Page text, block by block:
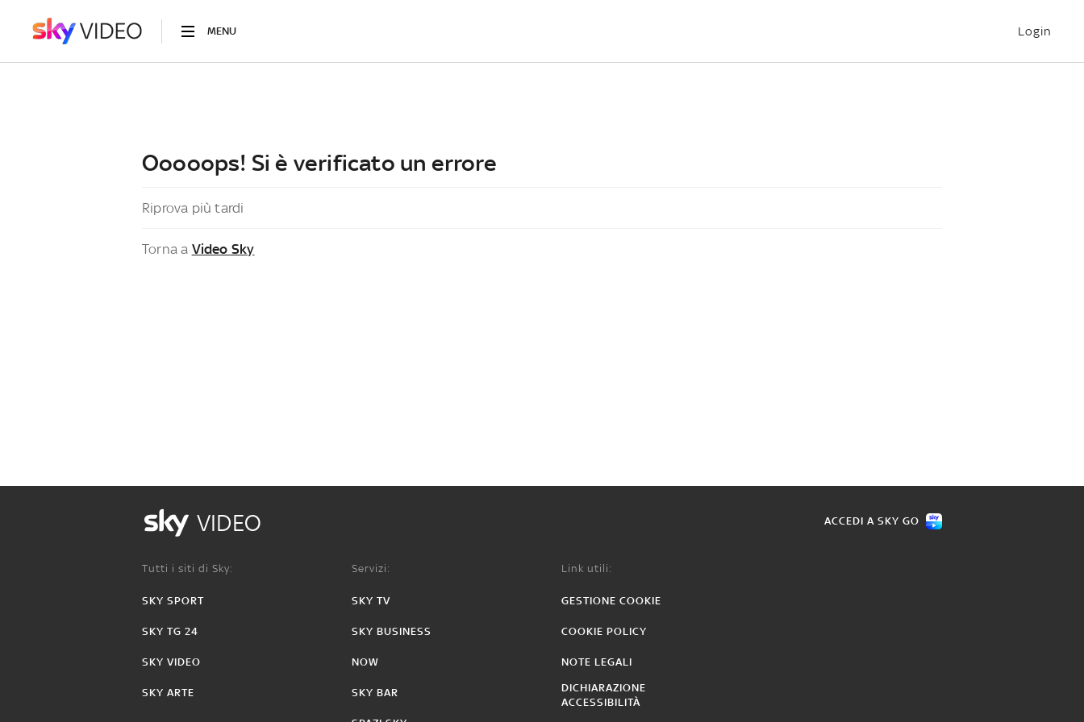
MENU Login
Ooooops! Si è verificato un errore
Riprova più tardi
Torna a Video Sky
VIDEO ACCEDI A SKY GO
Tutti i siti di Sky:
SKY SPORT
SKY TG 24
SKY VIDEO
SKY ARTE
Servizi:
SKY TV
SKY BUSINESS
NOW
SKY BAR
Link utili:
GESTIONE COOKIE
COOKIE POLICY
NOTE LEGALI
DICHIARAZIONE
ACCESSIBILITÀ